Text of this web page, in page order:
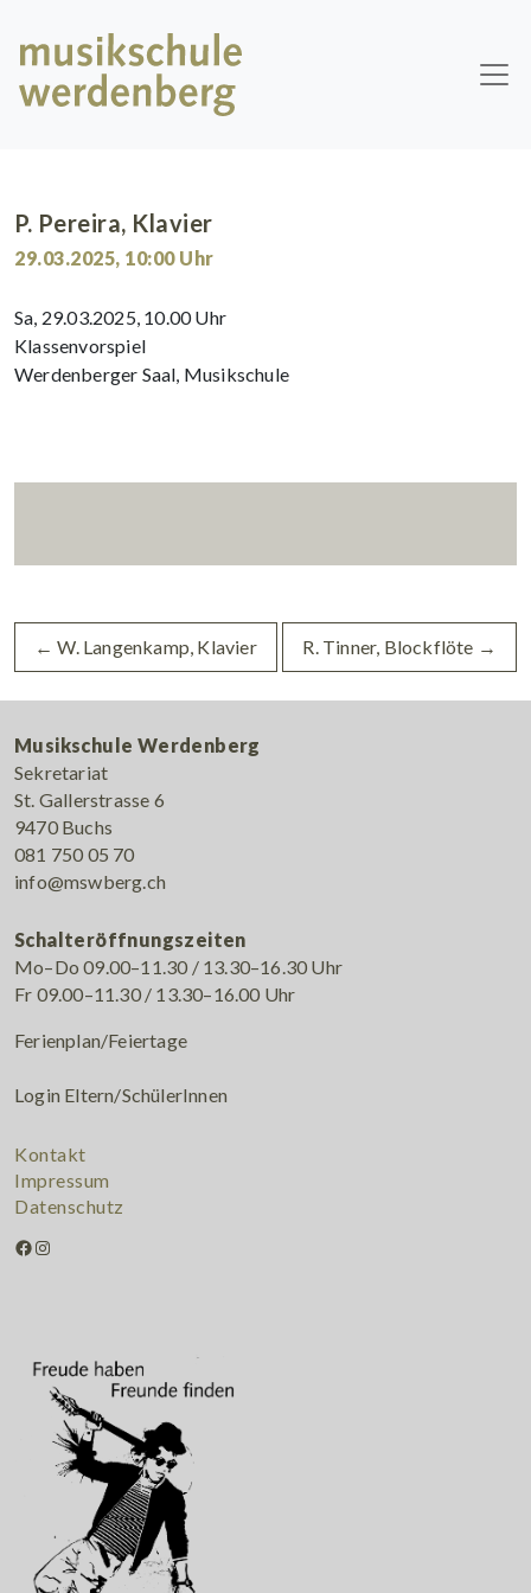
P. Pereira, Klavier
29.03.2025, 10:00Uhr
Sa, 29.03.2025, 10.00 Uhr
Klassenvorspiel
Werdenberger Saal, Musikschule
← W. Langenkamp, Klavier R. Tinner, Blockflöte →
Musikschule Werdenberg
Sekretariat
St. Gallerstrasse 6
9470 Buchs
081 750 05 70
info@mswberg.ch
Schalteröffnungszeiten
Mo–Do 09.00–11.30 / 13.30–16.30 Uhr
Fr 09.00–11.30 / 13.30–16.00 Uhr
Ferienplan/Feiertage
Login Eltern/SchülerInnen
Kontakt
Impressum
Datenschutz
Facebook Instagram